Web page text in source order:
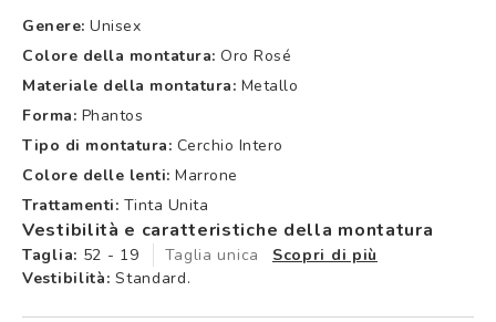
Genere: Unisex
Colore della montatura: Oro Rosé
Materiale della montatura: Metallo
Forma: Phantos
Tipo di montatura: Cerchio Intero
Colore delle lenti: Marrone
Trattamenti: Tinta Unita
Vestibilità e caratteristiche della montatura
Taglia: 52 - 19 Taglia unica
Scopri di più
Vestibilità: Standard.